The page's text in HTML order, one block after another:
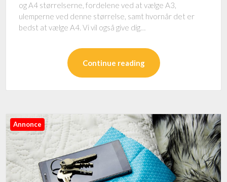
og A4 størrelserne, fordelene ved at vælge A3,
ulemperne ved denne størrelse, samt hvornår det er
bedst at vælge A4. Vi vil også give dig…
Continue reading
Annonce